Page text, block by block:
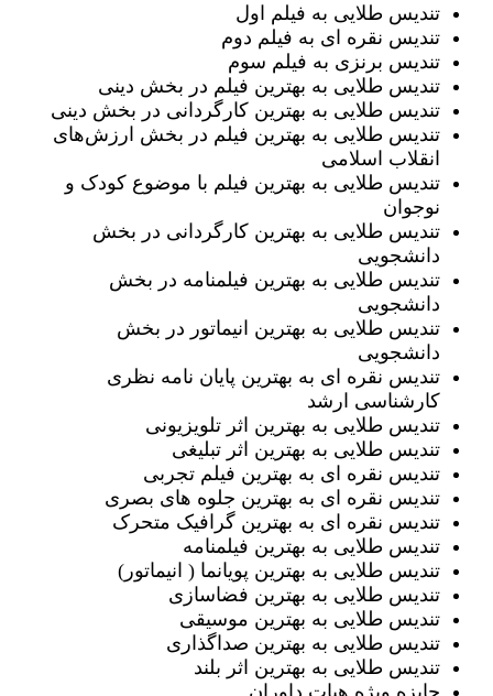
تندیس طلایی به فیلم اول
تندیس نقره ای به فیلم دوم
تندیس برنزی به فیلم سوم
تندیس طلایی به بهترین فیلم در بخش دینی
تندیس طلایی به بهترین کارگردانی در بخش دینی
تندیس طلایی به بهترین فیلم در بخش ارزش‌های
انقلاب اسلامی
تندیس طلایی به بهترین فیلم با موضوع کودک و
نوجوان
تندیس طلایی به بهترین کارگردانی در بخش
دانشجویی
تندیس طلایی به بهترین فیلمنامه در بخش
دانشجویی
تندیس طلایی به بهترین انیماتور در بخش
دانشجویی
تندیس نقره ای به بهترین پایان نامه نظری
کارشناسی ارشد
تندیس طلایی به بهترین اثر تلویزیونی
تندیس طلایی به بهترین اثر تبلیغی
تندیس نقره ای به بهترین فیلم تجربی
تندیس نقره ای به بهترین جلوه های بصری
تندیس نقره ای به بهترین گرافیک متحرک
تندیس طلایی به بهترین فیلمنامه
تندیس طلایی به بهترین پویانما ( انیماتور)
تندیس طلایی به بهترین فضاسازی
تندیس طلایی به بهترین موسیقی
تندیس طلایی به بهترین صداگذاری
تندیس طلایی به بهترین اثر بلند
جایزه ویژه هیات داوران